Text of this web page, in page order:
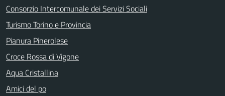
Consorzio Intercomunale dei Servizi Sociali
Turismo Torino e Provincia
Pianura Pinerolese
Croce Rossa di Vigone
Aqua Cristallina
Amici del po